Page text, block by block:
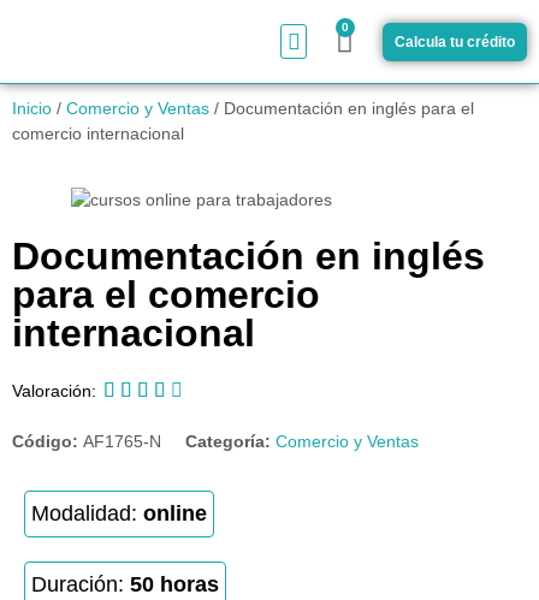
0
Calcula tu crédito
Inicio / Comercio y Ventas / Documentación en inglés para el
comercio internacional
Documentación en inglés
para el comercio
internacional
Valoración:     
Código: AF1765-N Categoría: Comercio y Ventas
Modalidad: online
Duración: 50 horas